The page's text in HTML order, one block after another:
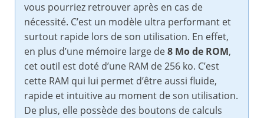
vous pourriez retrouver après en cas de
nécessité. C’est un modèle ultra performant et
surtout rapide lors de son utilisation. En effet,
en plus d’une mémoire large de8 Mo de ROM,
cet outil est doté d’une RAM de 256 ko. C’est
cette RAM qui lui permet d’être aussi fluide,
rapide et intuitive au moment de son utilisation.
De plus, elle possède des boutons de calculs